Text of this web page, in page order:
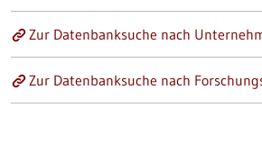
Zur Datenbanksuche nach
Zur Datenbanksuche nach